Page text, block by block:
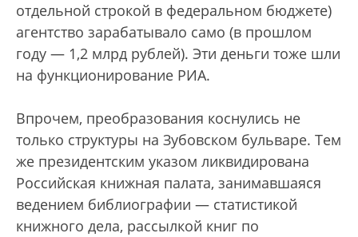
отдельной строкой в федеральном бюджете)
агентство зарабатывало само (в прошлом
году — 1,2 млрд рублей). Эти деньги тоже шли
на функционирование РИА.
Впрочем, преобразования коснулись не
только структуры на Зубовском бульваре. Тем
же президентским указом ликвидирована
Российская книжная палата, занимавшаяся
ведением библиографии — статистикой
книжного дела, рассылкой книг по